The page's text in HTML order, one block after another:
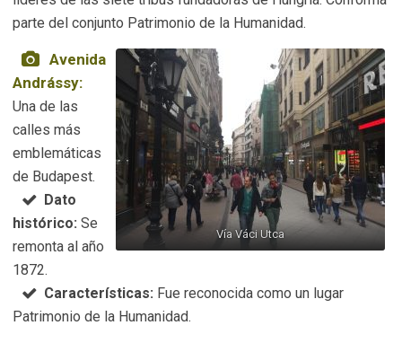
parte del conjunto Patrimonio de la Humanidad.
Vía Váci Utca
Avenida
Andrássy:
Una de las
calles más
emblemáticas
de Budapest.
Dato
histórico: Se
remonta al año
1872.
Características: Fue reconocida como un lugar
Patrimonio de la Humanidad.